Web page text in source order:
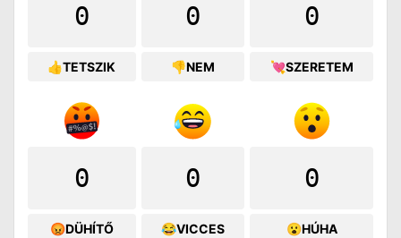
0
👍TETSZIK
0
👎NEM
0
💘SZERETEM
0
😡DÜHÍTŐ
0
😂VICCES
0
😮HÚHA